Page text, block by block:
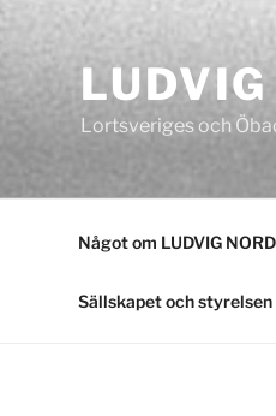
Lortsveriges och
Något om LUDVIG
Sällskapet och styrelsen